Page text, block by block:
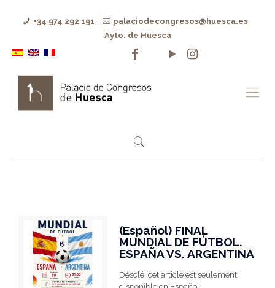
+34 974 292 191
palaciodecongresos@huesca.es
Ayto. de Huesca
(Español) FINAL
MUNDIAL DE FÚTBOL.
ESPAÑA VS. ARGENTINA
Désolé, cet article est seulement